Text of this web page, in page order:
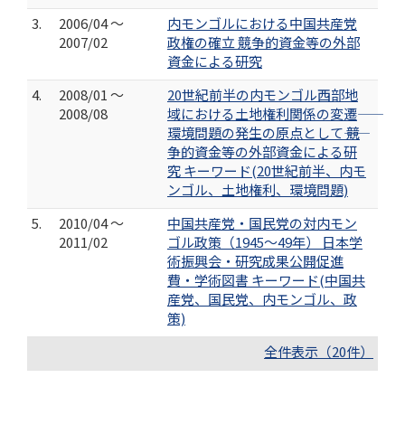
3.
2006/04 ～
2007/02
内モンゴルにおける中国共産党
政権の確立 競争的資金等の外部
資金による研究
4.
2008/01 ～
2008/08
20世紀前半の内モンゴル西部地
域における土地権利関係の変遷――
環境問題の発生の原点として―― 競
争的資金等の外部資金による研
究 キーワード(20世紀前半、内モ
ンゴル、土地権利、環境問題)
5.
2010/04 ～
2011/02
中国共産党・国民党の対内モン
ゴル政策（1945～49年） 日本学
術振興会・研究成果公開促進
費・学術図書 キーワード(中国共
産党、国民党、内モンゴル、政
策)
全件表示（20件）